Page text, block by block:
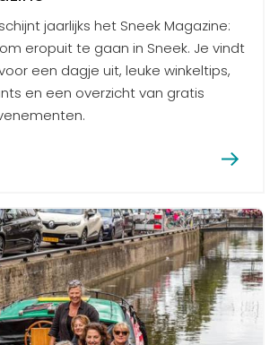
jaarlijks het Sneek Magazine:
eropuit te gaan in Sneek. Je vindt
een dagje uit, leuke winkeltips,
en een overzicht van gratis